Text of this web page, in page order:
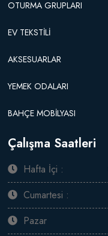
OTURMA GRUPLARI
EV TEKSTİLİ
AKSESUARLAR
YEMEK ODALARI
BAHÇE MOBİLYASI
Çalışma Saatleri
Hafta İçi :
Cumartesi :
Pazar